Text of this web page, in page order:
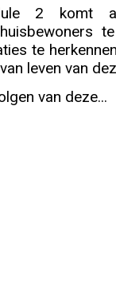
2 komt
te
leven van
van deze...